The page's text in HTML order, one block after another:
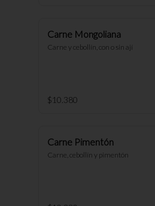
Carne Mongoliana
Carne y cebollín, con o sin ají
$10.380
Carne Pimentón
Carne, cebollín y pimentón